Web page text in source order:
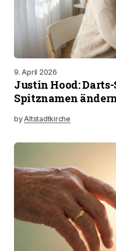
9. April 2026
Justin Hood:
Spitznamen
byAltstadtkirche